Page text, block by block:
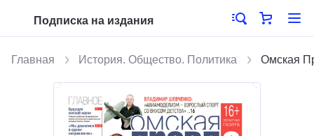
Подписка на издания
Главная История. Общество. Политика Омская